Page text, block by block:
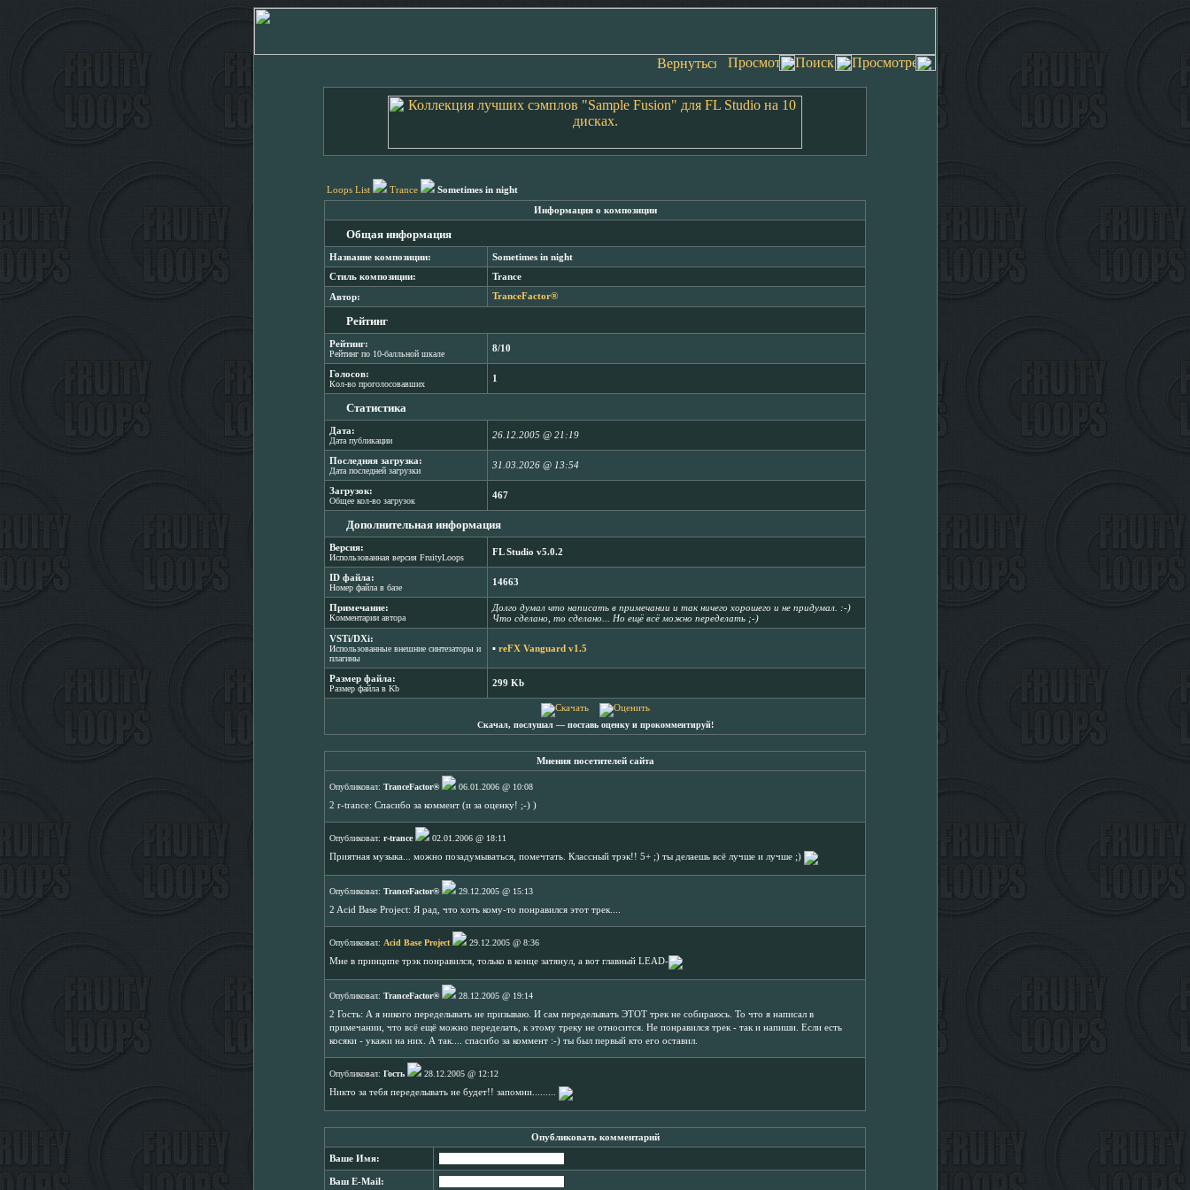
Loops List Trance Sometimes in night
Информация о композиции
Общая информация
Название композиции: Sometimes in night
Стиль композиции: Trance
Автор: TranceFactor®
Рейтинг
Рейтинг:
Рейтинг по 10-балльной шкале
8/10
Голосов:
Кол-во проголосовавших
1
Статистика
Дата:
Дата публикации
26.12.2005 @ 21:19
Последняя загрузка:
Дата последней загрузки
31.03.2026 @ 13:54
Загрузок:
Общее кол-во загрузок
467
Дополнительная информация
Версия:
Использованная версия FruityLoops
FL Studio v5.0.2
ID файла:
Номер файла в базе
14663
Примечание:
Комментарии автора
Долго думал что написать в примечании и так ничего хорошего и не придумал. :-)
Что сделано, то сделано... Но ещё всё можно переделать ;-)
VSTi/DXi:
Использованные внешние синтезаторы и
плагины
▪ reFX Vanguard v1.5
Размер файла:
Размер файла в Kb
299 Kb
Скачал, послушал ― поставь оценку и прокомментируй!
Мнения посетителей сайта
Опубликовал: TranceFactor®
06.01.2006 @ 10:08
2 r-trance: Спасибо за коммент (и за оценку! ;-) )
Опубликовал: r-trance
02.01.2006 @ 18:11
Приятная музыка... можно позадумываться, помечтать. Классный трэк!! 5+ ;) ты делаешь всё лучше и лучше ;)
Опубликовал: TranceFactor®
29.12.2005 @ 15:13
2 Acid Base Project: Я рад, что хоть кому-то понравился этот трек....
Опубликовал: Acid Base Project
29.12.2005 @ 8:36
Мне в принципе трэк понравился, только в конце затянул, а вот главный LEAD-
Опубликовал: TranceFactor®
28.12.2005 @ 19:14
2 Гость: А я никого переделывать не призываю. И сам переделывать ЭТОТ трек не собираюсь. То что я написал в
примечании, что всё ещё можно переделать, к этому треку не относится. Не понравился трек - так и напиши. Если есть
косяки - укажи на них. А так.... спасибо за коммент :-) ты был первый кто его оставил.
Опубликовал: Гость
28.12.2005 @ 12:12
Никто за тебя переделывать не будет!! запомни.........
Опубликовать комментарий
Ваше Имя:
Ваш E-Mail: